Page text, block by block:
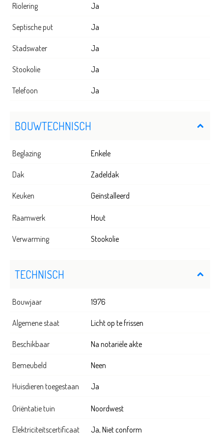
Riolering Ja
Septische put Ja
Stadswater Ja
Stookolie Ja
Telefoon Ja
BOUWTECHNISCH
Beglazing Enkele
Dak Zadeldak
Keuken Geïnstalleerd
Raamwerk Hout
Verwarming Stookolie
TECHNISCH
Bouwjaar 1976
Algemene staat Licht op te frissen
Beschikbaar Na notariële akte
Bemeubeld Neen
Huisdieren toegestaan Ja
Oriëntatie tuin Noordwest
Elektriciteitscertificaat Ja, Niet conform